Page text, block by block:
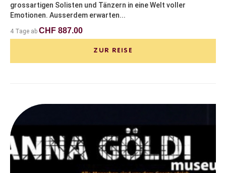
grossartigen Solisten und Tänzern in eine Welt voller
Emotionen. Ausserdem erwarten...
4 Tage ab CHF 887.00
ZUR REISE